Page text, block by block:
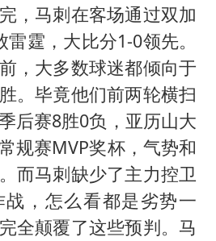
直击东北超：哈尔滨vs通辽
白海豚将正面袭击贯穿浙江
视频丨中国东方电气集团原党组副书记、董事宋致远被查
香港宏福苑火灾或由烟头引起
酒店回应车内过夜被收150元
几元成本的AI广告导致千万市值蒸发
36岁男演员成景区NPC后人气爆棚
浙江台州《告全体市民书》
，马刺在客场通过双加
霆，大比分1-0领先。
，大多数球迷都倾向于
。毕竟他们前两轮横扫
后赛8胜0负，亚历山大
规赛MVP奖杯，气势和
而马刺缺少了主力控卫
，怎么看都是劣势一
全颠覆了这些预判。马